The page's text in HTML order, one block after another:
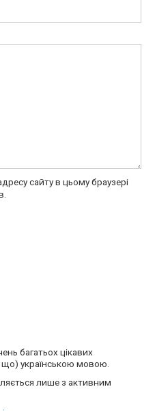
сайту в цьому браузері
багатьох цікавих
українською мовою.
лише з активним